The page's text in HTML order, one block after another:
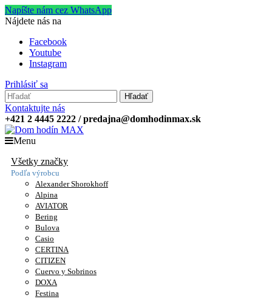
Napíšte nám cez WhatsApp
Nájdete nás na
Facebook
Youtube
Instagram
Prihlásiť sa
Hľadať
Kontaktujte nás
+421 2 4445 2222 / predajna@domhodinmax.sk
Menu
Všetky značky
Podľa výrobcu
Alexander Shorokhoff
Alpina
AVIATOR
Bering
Bulova
Casio
CERTINA
CITIZEN
Cuervo y Sobrinos
DOXA
Festina